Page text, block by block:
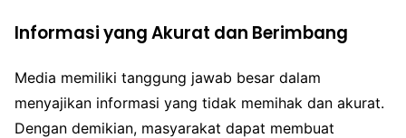
Informasi yang Akurat dan Berimbang
Media memiliki tanggung jawab besar dalam
menyajikan informasi yang tidak memihak dan akurat.
Dengan demikian, masyarakat dapat membuat